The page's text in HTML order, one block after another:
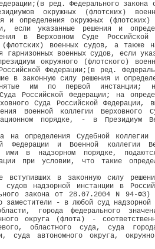
ред. Федерального закона
окружных (флотских)
и определения окружных (флотских)
если указанные решения и
в Верховном Суде
(флотских) военных судов, а также
гарнизонных военных судов, если
окружного (флотского)
Федерации;(в ред.
в законную силу решения и
им по первой инстанции;
Российской Федерации; на
Суда Российской Федерации,
Военной коллегии Верховного
порядке, - в Президиум
на определения Судебной коллегии
Федерации и Военной коллегии
ими в надзорном порядке,
при условии, что такие
вступивших в законную силу
судов надзорной инстанции в
закона от 28.07.2004 N 94-ФЗ)
заместители - в любой суд надзорной
города федерального
округа (флота) -
областного суда, суда
суда автономного округа,